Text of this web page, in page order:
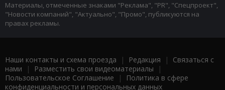
Материалы, отмеченные знаками "Реклама", "PR", "Спецпроект",
"Новости компаний", "Актуально", "Промо", публикуются на
правах рекламы.
Наши контакты и схема проезда | Редакция | Связаться с
нами | Разместить свои видеоматериалы |
Пользовательское Соглашение |
Политика в сфере
конфиденциальности и персональных данных